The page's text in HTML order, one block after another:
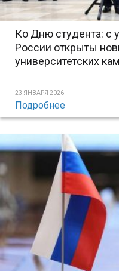
Ко Дню студента: с
России открыты
университетских
23 ЯНВАРЯ 2026
Подробнее